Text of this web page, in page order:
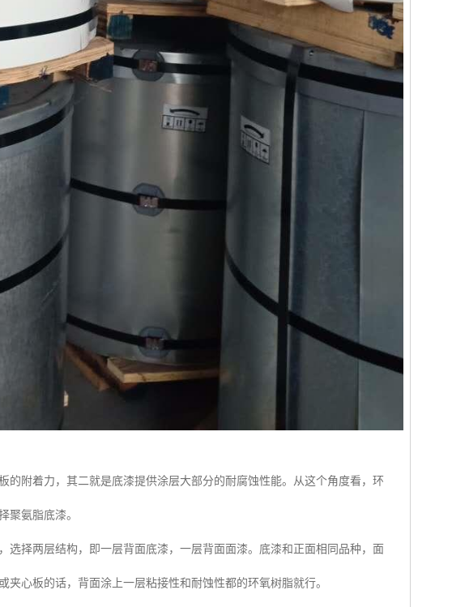
附着力，其二就是底漆提供涂层大部分的耐腐蚀性能。从这个角度看，环
聚氨脂底漆。
择两层结构，即一层背面底漆，一层背面面漆。底漆和正面相同品种，面
心板的话，背面涂上一层粘接性和耐蚀性都的环氧树脂就行。